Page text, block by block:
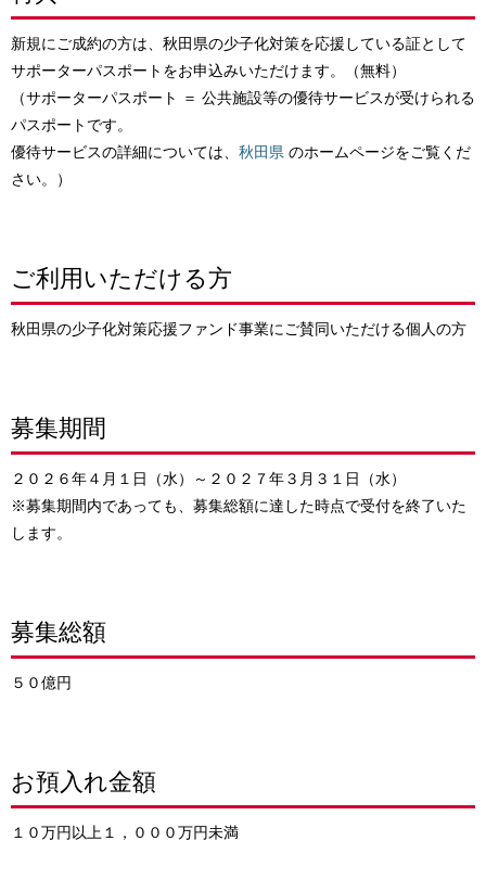
新規にご成約の方は、秋田県の少子化対策を応援している証として
サポーターパスポートをお申込みいただけます。（無料）
（サポーターパスポート ＝ 公共施設等の優待サービスが受けられる
パスポートです。
優待サービスの詳細については、 秋田県 のホームページをご覧くだ
さい。）
ご利用いただける方
秋田県の少子化対策応援ファンド事業にご賛同いただける個人の方
募集期間
２０２６年４月１日（水）～２０２７年３月３１日（水）
※募集期間内であっても、募集総額に達した時点で受付を終了いた
します。
募集総額
５０億円
お預入れ金額
１０万円以上１，０００万円未満